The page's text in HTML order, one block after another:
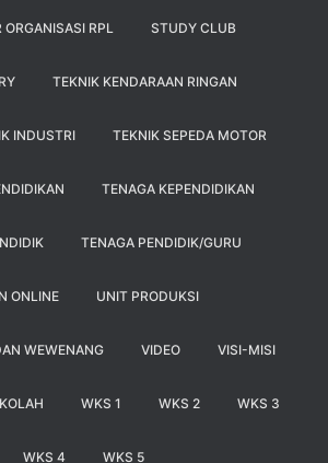
ORGANISASI RPL STUDY CLUB
TEKNIK KENDARAAN RINGAN
INDUSTRI TEKNIK SEPEDA MOTOR
TENAGA KEPENDIDIKAN
TENAGA PENDIDIK/GURU
ONLINE UNIT PRODUKSI
WEWENANG VIDEO VISI-MISI
WKS 1 WKS 2 WKS 3
WKS 4 WKS 5